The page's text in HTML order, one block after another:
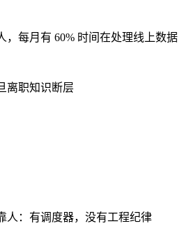
，每月有 60% 时间在处理线上数据
离职知识断层
人：有调度器，没有工程纪律